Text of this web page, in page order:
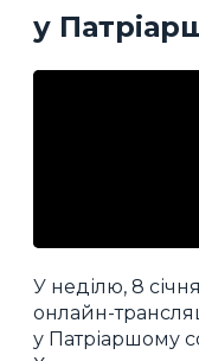
у
У неділю, 8
онлайн-
у Патріаршому